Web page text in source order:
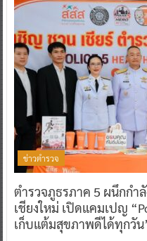
ข่าวตำรวจ
ตำรวจภูธรภาค 5 ผนึกกำ
เชียงใหม่ เปิดแคมเปญ
เก็บแต้มสุขภาพดีได้ทุกวัน